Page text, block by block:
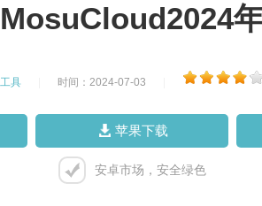
MosuCloud2024
工具 时间：2024-07-03
苹果下载
安卓市场，安全绿色